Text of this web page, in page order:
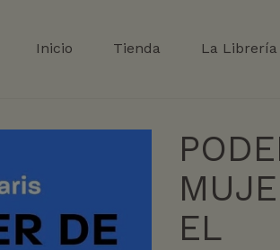
Inicio Tienda La Librería
EL